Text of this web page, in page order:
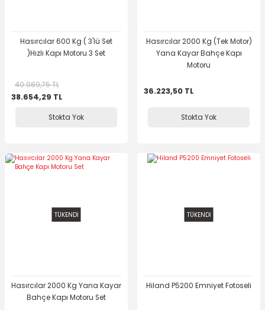
Hasırcılar 600 Kg ( 3'lü Set
)Hızlı Kapı Motoru 3 Set
40.989,75 TL
38.654,29 TL
Stokta Yok
Hasırcılar 2000 Kg (Tek Motor)
Yana Kayar Bahçe Kapı
Motoru
36.223,50 TL
Stokta Yok
TÜKENDİ
Hasırcılar 2000 Kg Yana Kayar
Bahçe Kapı Motoru Set
TÜKENDİ
Hiland P5200 Emniyet Fotoseli